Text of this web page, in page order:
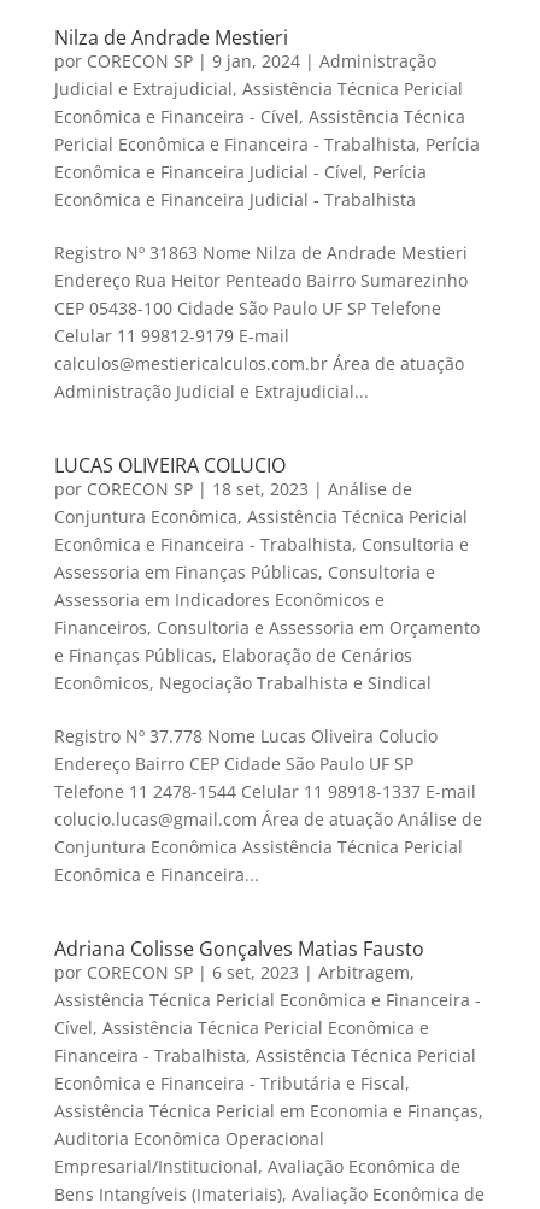
Nilza de Andrade Mestieri
por CORECON SP| 9 jan, 2024| Administração
Judicial e Extrajudicial, Assistência Técnica Pericial
Econômica e Financeira - Cível, Assistência Técnica
Pericial Econômica e Financeira - Trabalhista, Perícia
Econômica e Financeira Judicial - Cível, Perícia
Econômica e Financeira Judicial - Trabalhista
Registro Nº 31863 Nome Nilza de Andrade Mestieri
Endereço Rua Heitor Penteado Bairro Sumarezinho
CEP 05438-100 Cidade São Paulo UF SP Telefone
Celular 11 99812-9179 E-mail
calculos@mestiericalculos.com.br Área de atuação
Administração Judicial e Extrajudicial...
LUCAS OLIVEIRA COLUCIO
por CORECON SP| 18 set, 2023 | Análise de
Conjuntura Econômica, Assistência Técnica Pericial
Econômica e Financeira - Trabalhista, Consultoria e
Assessoria em Finanças Públicas, Consultoria e
Assessoria em Indicadores Econômicos e
Financeiros, Consultoria e Assessoria em Orçamento
e Finanças Públicas, Elaboração de Cenários
Econômicos, Negociação Trabalhista e Sindical
Registro Nº 37.778 Nome Lucas Oliveira Colucio
Endereço Bairro CEP Cidade São Paulo UF SP
Telefone 11 2478-1544 Celular 11 98918-1337 E-mail
colucio.lucas@gmail.com Área de atuação Análise de
Conjuntura Econômica Assistência Técnica Pericial
Econômica e Financeira...
Adriana Colisse Gonçalves Matias Fausto
por CORECON SP| 6 set, 2023 | Arbitragem,
Assistência Técnica Pericial Econômica e Financeira -
Cível, Assistência Técnica Pericial Econômica e
Financeira - Trabalhista, Assistência Técnica Pericial
Econômica e Financeira - Tributária e Fiscal,
Assistência Técnica Pericial em Economia e Finanças,
Auditoria Econômica Operacional
Empresarial/Institucional, Avaliação Econômica de
Bens Intangíveis (Imateriais), Avaliação Econômica de